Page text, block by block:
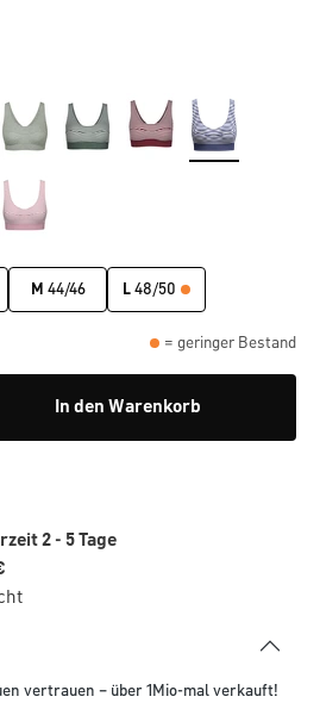
von 4.7 von 5 Sternen
M 44/46 L 48/50
= geringer Bestand
In den Warenkorb
2 - 5 Tage
vertrauen – über 1Mio-mal verkauft!